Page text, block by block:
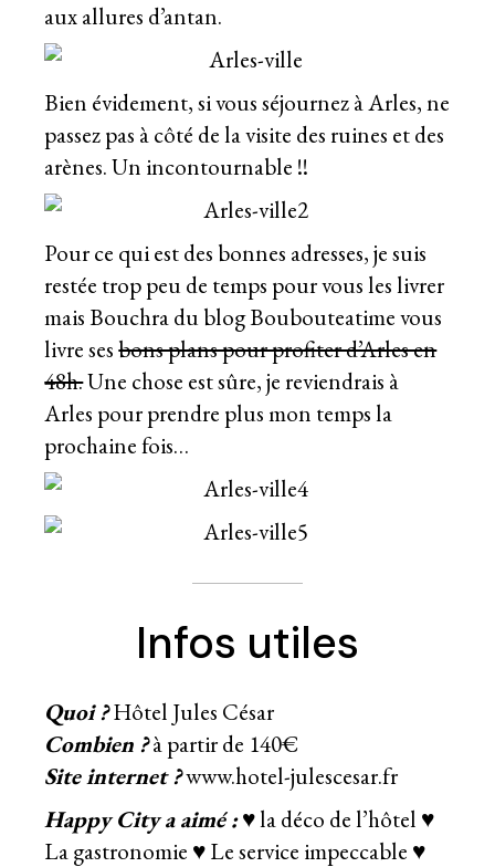
aux allures d’antan.
Bien évidement, si vous séjournez à Arles, ne
passez pas à côté de la visite des ruines et des
arènes. Un incontournable !!
Pour ce qui est des bonnes adresses, je suis
restée trop peu de temps pour vous les livrer
mais Bouchra du blog Boubouteatime vous
livre sesbons plans pour profiter d’Arles en
48h.Une chose est sûre, je reviendrais à
Arles pour prendre plus mon temps la
prochaine fois…
Infos utiles
Quoi ?Hôtel Jules César
Combien ?à partir de 140€
Site internet ?www.hotel-julescesar.fr
Happy City a aimé :♥ la déco de l’hôtel ♥
La gastronomie ♥ Le service impeccable ♥